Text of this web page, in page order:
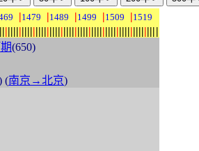
|1479 |1489 |1499 |1509 |1519
|||||||||||||||||||||||||||||||||||||||||||||||||||||||||
(650)
(南京→北京)